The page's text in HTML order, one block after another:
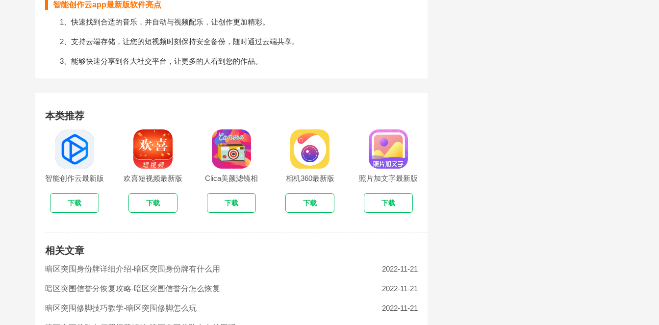
智能创作云app最新版软件亮点
1、快速找到合适的音乐，并自动与视频配乐，让创作更加精彩。
2、支持云端存储，让您的短视频时刻保持安全备份，随时通过云端共享。
3、能够快速分享到各大社交平台，让更多的人看到您的作品。
本类推荐
智能创作云最新版
下载
欢喜短视频最新版
下载
Clica美颜滤镜相
机最新版
下载
相机360最新版
下载
照片加文字最新版
下载
相关文章
暗区突围身份牌详细介绍-暗区突围身份牌有什么用 2022-11-21
暗区突围信誉分恢复攻略-暗区突围信誉分怎么恢复 2022-11-21
暗区突围修脚技巧教学-暗区突围修脚怎么玩 2022-11-21